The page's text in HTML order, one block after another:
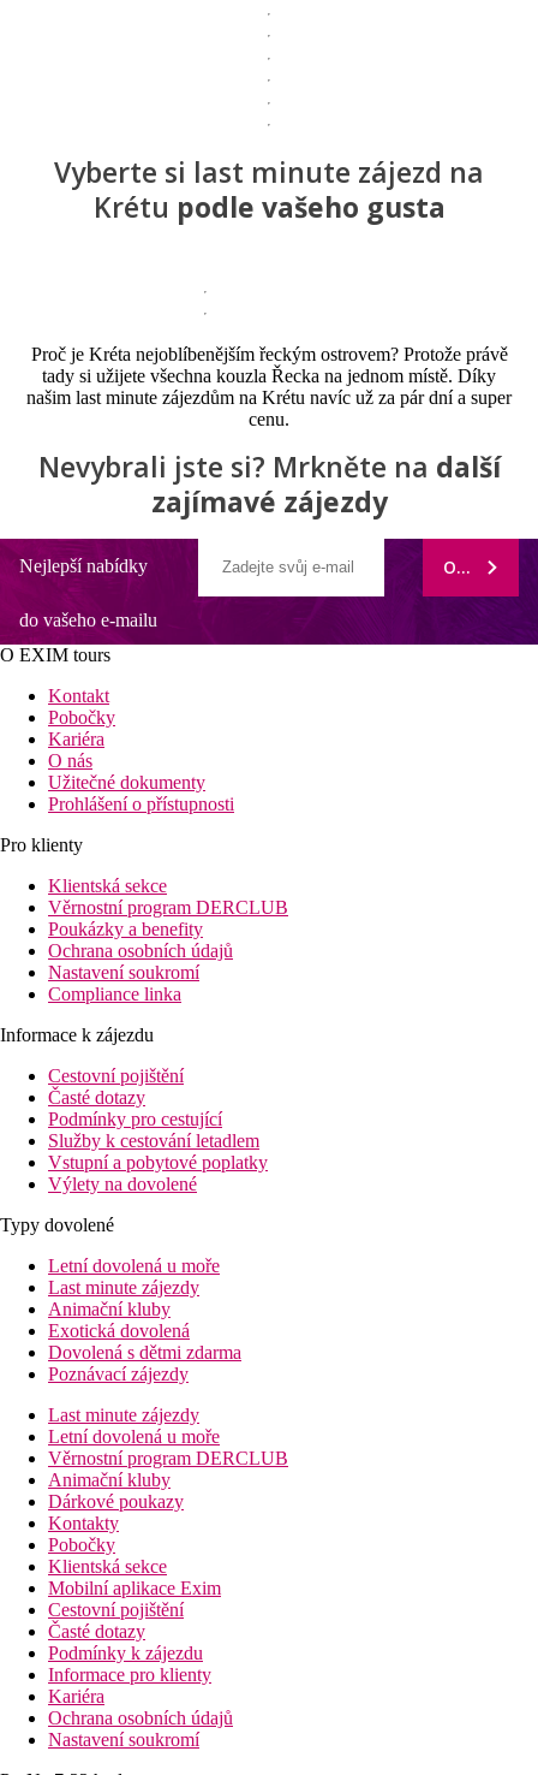
Vyberte si last minute zájezd na
Krétu podle vašeho gusta
Proč je Kréta nejoblíbenějším řeckým ostrovem? Protože právě
tady si užijete všechna kouzla Řecka na jednom místě. Díky
našim last minute zájezdům na Krétu navíc už za pár dní a super
cenu.
Nevybrali jste si? Mrkněte na další
zajímavé zájezdy
Nejlepší nabídky
do vašeho e-mailu
ODEBÍRAT
O EXIM tours
Kontakt
Pobočky
Kariéra
O nás
Užitečné dokumenty
Prohlášení o přístupnosti
Pro klienty
Klientská sekce
Věrnostní program DERCLUB
Poukázky a benefity
Ochrana osobních údajů
Nastavení soukromí
Compliance linka
Informace k zájezdu
Cestovní pojištění
Časté dotazy
Podmínky pro cestující
Služby k cestování letadlem
Vstupní a pobytové poplatky
Výlety na dovolené
Typy dovolené
Letní dovolená u moře
Last minute zájezdy
Animační kluby
Exotická dovolená
Dovolená s dětmi zdarma
Poznávací zájezdy
Last minute zájezdy
Letní dovolená u moře
Věrnostní program DERCLUB
Animační kluby
Dárkové poukazy
Kontakty
Pobočky
Klientská sekce
Mobilní aplikace Exim
Cestovní pojištění
Časté dotazy
Podmínky k zájezdu
Informace pro klienty
Kariéra
Ochrana osobních údajů
Nastavení soukromí